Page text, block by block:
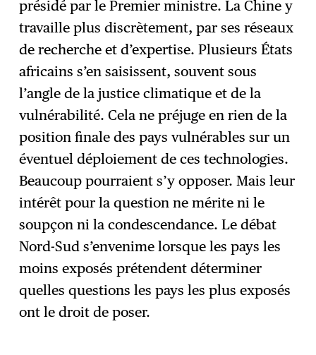
présidé par le Premier ministre. La Chine y
travaille plus discrètement, par ses réseaux
de recherche et d’expertise. Plusieurs États
africains s’en saisissent, souvent sous
l’angle de la justice climatique et de la
vulnérabilité. Cela ne préjuge en rien de la
position finale des pays vulnérables sur un
éventuel déploiement de ces technologies.
Beaucoup pourraient s’y opposer. Mais leur
intérêt pour la question ne mérite ni le
soupçon ni la condescendance. Le débat
Nord-Sud s’envenime lorsque les pays les
moins exposés prétendent déterminer
quelles questions les pays les plus exposés
ont le droit de poser.